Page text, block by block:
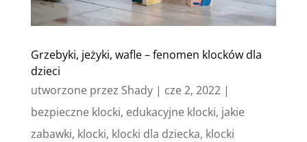
Grzebyki, jeżyki, wafle – fenomen klocków dla
dzieci
utworzone przez Shady| cze 2, 2022|
bezpieczne klocki, edukacyjne klocki, jakie
zabawki, klocki, klocki dla dziecka, klocki